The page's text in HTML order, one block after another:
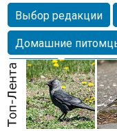
Выбор редакции
Домашние
Собаки
Морда
Собачка
Насекомое